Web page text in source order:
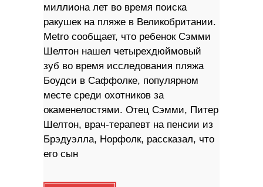
миллиона лет во время поиска
ракушек на пляже в Великобритании.
Metro сообщает, что ребенок Сэмми
Шелтон нашел четырехдюймовый
зуб во время исследования пляжа
Боудси в Саффолке, популярном
месте среди охотников за
окаменелостями. Отец Сэмми, Питер
Шелтон, врач-терапевт на пенсии из
Брэдуэлла, Норфолк, рассказал, что
его сын